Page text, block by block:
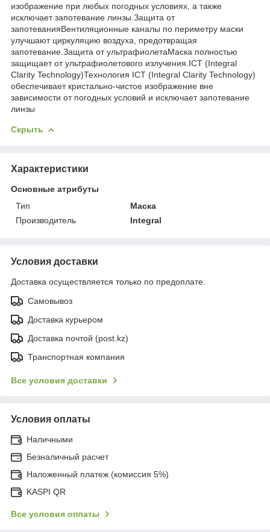
изображение при любых погодных условиях, а также
исключает запотевание линзы.Защита от
запотеванияВентиляционные каналы по периметру маски
улучшают циркуляцию воздуха, предотвращая
запотевание.Защита от ультрафиолетаМаска полностью
защищает от ультрафиолетового излучения.ICT (Integral
Clarity Technology)Технология ICT (Integral Clarity Technology)
обеспечивает кристально-чистое изображение вне
зависимости от погодных условий и исключает запотевание
линзы
Скрыть
Характеристики
Основные атрибуты
Тип
Маска
Производитель
Integral
Условия доставки
Доставка осуществляется только по предоплате.
Самовывоз
Доставка курьером
Доставка почтой (post.kz)
Транспортная компания
Все условия доставки
Условия оплаты
Наличными
Безналичный расчет
Наложенный платеж (комиссия 5%)
KASPI QR
Все условия оплаты